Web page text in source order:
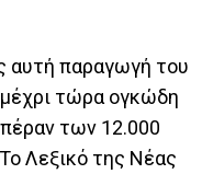
αυτή παραγωγή του
τώρα ογκώδη
πέραν των 12.000
Λεξικό της Νέας